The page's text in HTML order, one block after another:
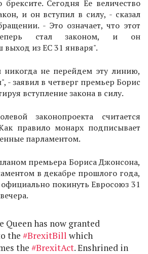
Сегодня Ее величество
и он вступил в силу, - сказал
- Это означает, что этот
теперь стал законом, и он
из ЕС 31 января".
никогда не перейдем эту линию,
- заявил в четверг премьер Борис
вступление закона в силу.
законопроекта считается
правило монарх подписывает
парламентом.
премьера Бориса Джонсона,
в декабре прошлого года,
покинуть Евросоюз 31
Queen has now granted
the #BrexitBill which
the #BrexitAct. Enshrined in